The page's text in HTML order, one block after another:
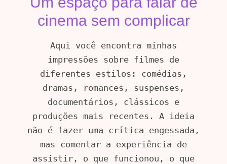
cinema sem complicar
Aqui você encontra minhas
impressões sobre filmes de
diferentes estilos: comédias,
dramas, romances, suspenses,
documentários, clássicos e
produções mais recentes. A ideia
não é fazer uma crítica engessada,
mas comentar a experiência de
assistir, o que funcionou, o que